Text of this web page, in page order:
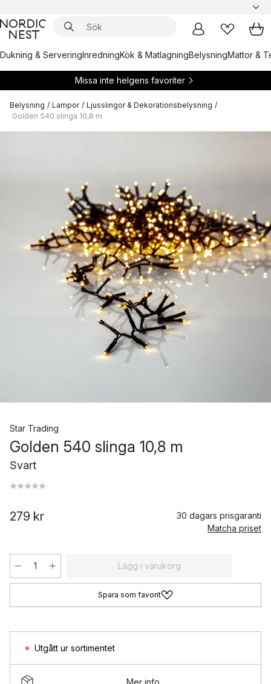
Dukning & ServeringInredningKök & MatlagningBelysningMattor &
Missa inte helgens favoriter
Belysning / Lampor / Ljusslingor & Dekorationsbelysning /
Golden 540 slinga 10,8 m
Star Trading
Golden 540 slinga 10,8 m
Svart
279 kr
30 dagars prisgaranti
Matcha priset
Lägg i varukorg
Spara som favorit
Utgått ur sortimentet
Mer info